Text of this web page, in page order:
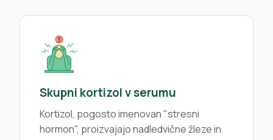
Skupni kortizol v serumu
Kortizol, pogosto imenovan "stresni
hormon", proizvajajo nadledvične žleze in